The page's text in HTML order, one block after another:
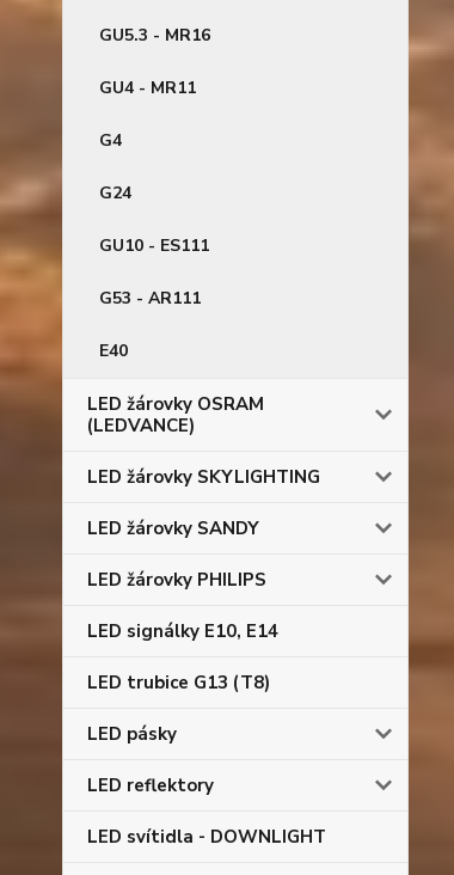
GU5.3 - MR16
GU4 - MR11
G4
G24
GU10 - ES111
G53 - AR111
E40
LED žárovky OSRAM
(LEDVANCE)
LED žárovky SKYLIGHTING
LED žárovky SANDY
LED žárovky PHILIPS
LED signálky E10, E14
LED trubice G13 (T8)
LED pásky
LED reflektory
LED svítidla - DOWNLIGHT